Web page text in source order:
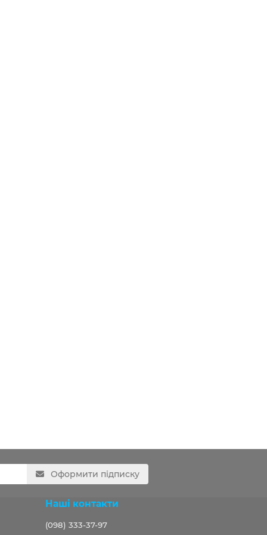
Оформити підписку
Наші контакти
(098) 333-37-97